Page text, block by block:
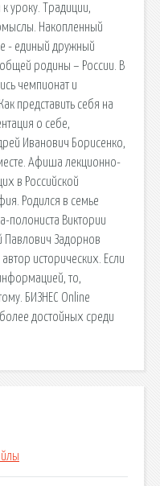
уроку. Традиции,
Накопленный
- единый дружный
родины – России. В
чемпионат и
представить себя на
о себе,
Иванович Борисенко,
Афиша лекционно-
в Российской
Родился в семье
полониста Виктории
Задорнов
исторических. Если
то,
БИЗНЕС Online
достойных среди